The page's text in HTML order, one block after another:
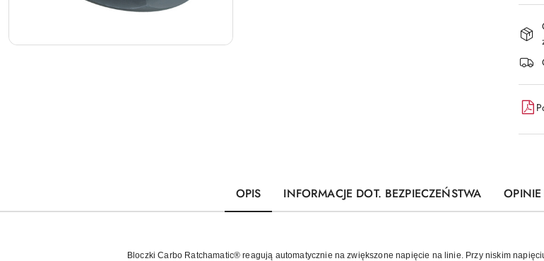
i
OPIS INFORMACJE DOT. BEZPIECZEŃSTWA
Bloczki Carbo Ratchamatic® reagują automatycznie na zwiększone napięcie na linie. Przy niskim